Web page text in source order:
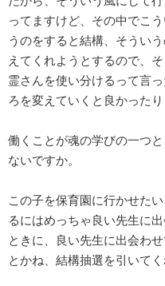
ってますけど、その中でこ
うのをすると結構、そうい
えてくれようとするので、
霊さんを使い分けるって言
ろを変えていくと良かったり
働くことが魂の学びの一つ
ないですか。
この子を保育園に行かせた
るにはめっちゃ良い先生に
ときに、良い先生に出会わ
とかね、結構抽選を引いて